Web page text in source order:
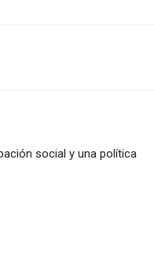
social y una política